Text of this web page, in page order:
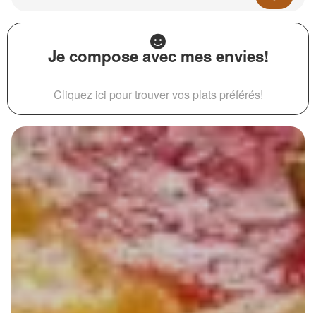
Je compose avec mes envies!
Cliquez ici pour trouver vos plats préférés!